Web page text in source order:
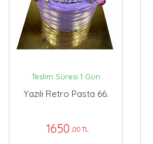
Teslim Süresi 1 Gün
Yazılı Retro Pasta 66.
1650 ,00 TL